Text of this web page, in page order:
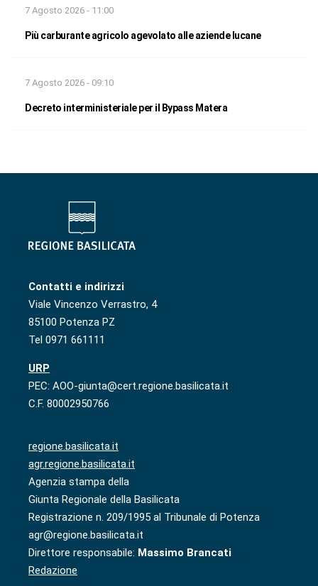
7 Agosto 2026 - 11:00
Più carburante agricolo agevolato alle aziende lucane
7 Agosto 2026 - 09:10
Decreto interministeriale per il Bypass Matera
Contatti e indirizzi
Viale Vincenzo Verrastro, 4
85100 Potenza PZ
Tel 0971 661111
URP
PEC: AOO-giunta@cert.regione.basilicata.it
C.F. 80002950766
regione.basilicata.it
agr.regione.basilicata.it
Agenzia stampa della
Giunta Regionale della Basilicata
Registrazione n. 209/1995 al Tribunale di Potenza
agr@regione.basilicata.it
Direttore responsabile: Massimo Brancati
Redazione